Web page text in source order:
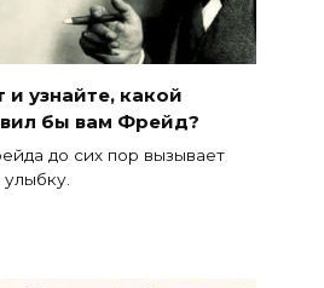
и узнайте, какой
бы вам Фрейд?
до сих пор вызывает